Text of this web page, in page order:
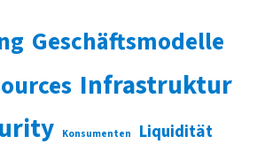
Geschäftsmodelle
Infrastruktur
Konsumenten Liquidität